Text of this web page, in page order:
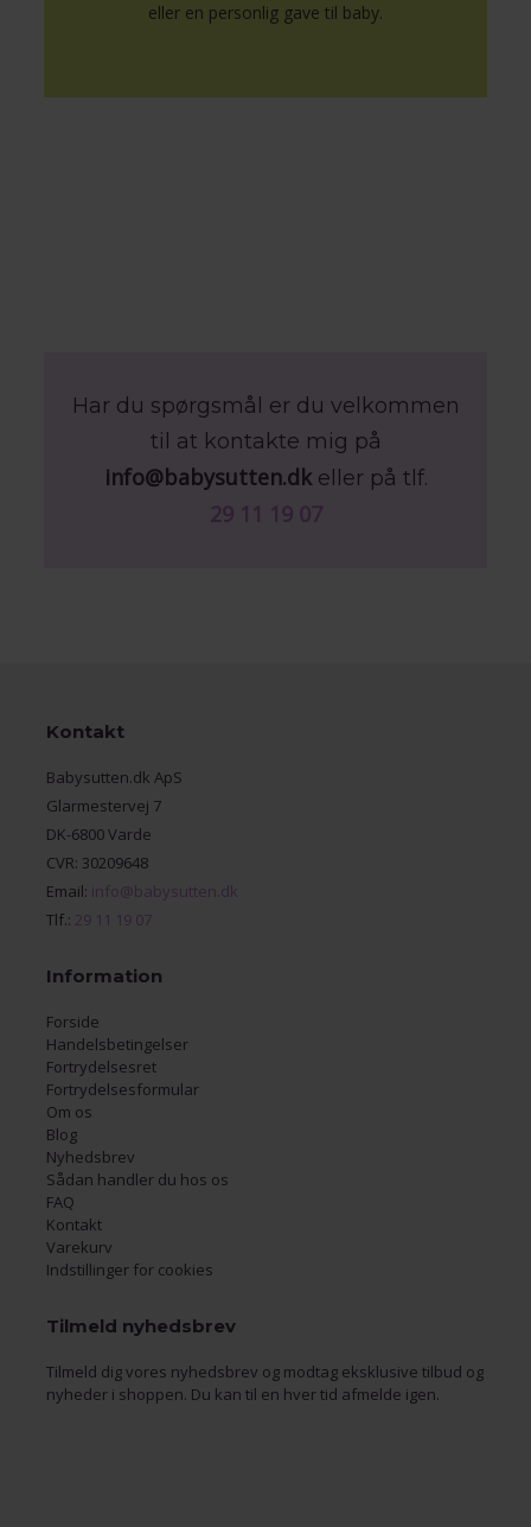
eller en personlig gave til baby.
Har du spørgsmål er du velkommen
til at kontakte mig på
info@babysutten.dkeller på tlf.
29 11 19 07
Kontakt
Babysutten.dk ApS
Glarmestervej 7
DK-6800 Varde
CVR: 30209648
Email: info@babysutten.dk
Tlf.: 29 11 19 07
Information
Forside
Handelsbetingelser
Fortrydelsesret
Fortrydelsesformular
Om os
Blog
Nyhedsbrev
Sådan handler du hos os
FAQ
Kontakt
Varekurv
Indstillinger for cookies
Tilmeld nyhedsbrev
Tilmeld dig vores nyhedsbrev og modtag eksklusive tilbud og
nyheder i shoppen. Du kan til en hver tid afmelde igen.